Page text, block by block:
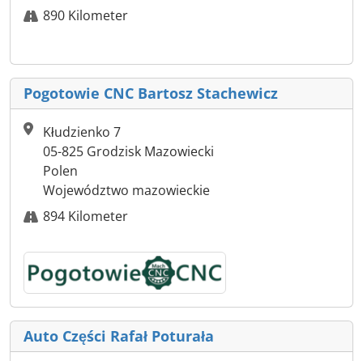
890 Kilometer
Pogotowie CNC Bartosz Stachewicz
Kłudzienko 7
05-825 Grodzisk Mazowiecki
Polen
Województwo mazowieckie
894 Kilometer
Auto Części Rafał Poturała